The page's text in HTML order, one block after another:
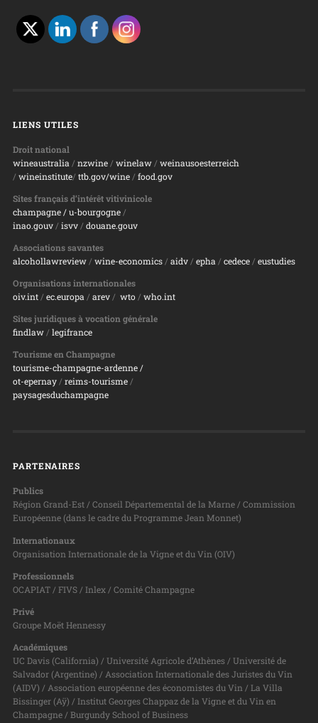
LIENS UTILES
Droit national
wineaustralia / nzwine/ winelaw/ weinausoesterreich
/ wineinstitute/ ttb.gov/wine/ food.gov
Sites français d’intérêt vitivinicole
champagne/ u-bourgogne/
inao.gouv/ isvv/ douane.gouv
Associations savantes
alcohollawreview/ wine-economics/ aidv/ epha / cedece/ eustudies
Organisations internationales
oiv.int/ ec.europa / arev/ wto/ who.int
Sites juridiques à vocation générale
findlaw/ legifrance
Tourisme en Champagne
tourisme-champagne-ardenne /
ot-epernay/ reims-tourisme/
paysagesduchampagne
PARTENAIRES
Publics
Région Grand-Est / Conseil Départemental de la Marne / Commission
Européenne (dans le cadre du Programme Jean Monnet)
Internationaux
Organisation Internationale de la Vigne et du Vin (OIV)
Professionnels
OCAPIAT / FIVS / Inlex / Comité Champagne
Privé
Groupe Moët Hennessy
Académiques
UC Davis (California) / Université Agricole d’Athènes / Université de
Salvador (Argentine) / Association Internationale des Juristes du Vin
(AIDV) / Association européenne des économistes du Vin / La Villa
Bissinger (Aÿ) / Institut Georges Chappaz de la Vigne et du Vin en
Champagne / Burgundy School of Business